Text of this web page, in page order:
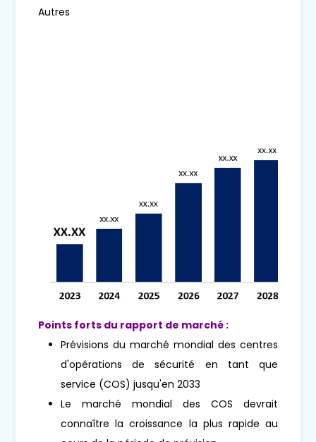
Autres
Points forts du rapport de marché :
Prévisions du marché mondial des centres
d'opérations de sécurité en tant que
service (COS) jusqu'en 2033
Le marché mondial des COS devrait
connaître la croissance la plus rapide au